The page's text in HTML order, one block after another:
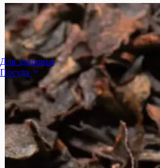
Для здоровья
Посуда